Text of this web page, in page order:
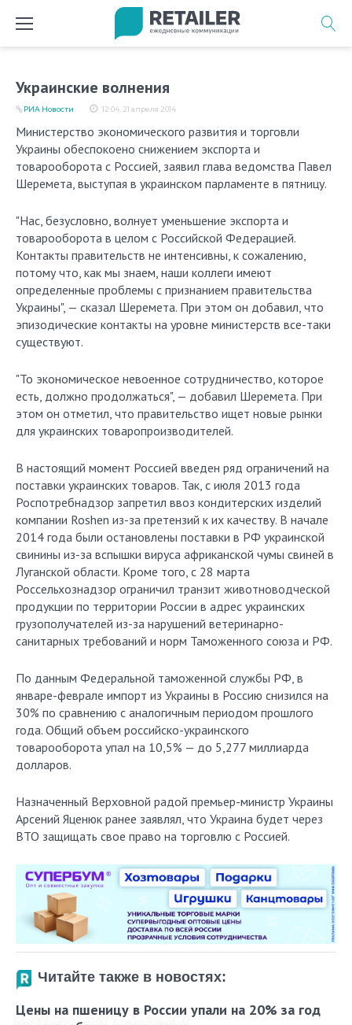
Украинские волнения
12:04, 21 апреля 2014
РИА Новости
Министерство экономического развития и торговли
Украины обеспокоено снижением экспорта и
товарооборота с Россией, заявил глава ведомства Павел
Шеремета, выступая в украинском парламенте в пятницу.
"Нас, безусловно, волнует уменьшение экспорта и
товарооборота в целом с Российской Федерацией.
Контакты правительств не интенсивны, к сожалению,
потому что, как мы знаем, наши коллеги имеют
определенные проблемы с признанием правительства
Украины", — сказал Шеремета. При этом он добавил, что
эпизодические контакты на уровне министерств все-таки
существуют.
"То экономическое невоенное сотрудничество, которое
есть, должно продолжаться", — добавил Шеремета. При
этом он отметил, что правительство ищет новые рынки
для украинских товаропроизводителей.
В настоящий момент Россией введен ряд ограничений на
поставки украинских товаров. Так, с июля 2013 года
Роспотребнадзор запретил ввоз кондитерских изделий
компании Roshen из-за претензий к их качеству. В начале
2014 года были остановлены поставки в РФ украинской
свинины из-за вспышки вируса африканской чумы свиней в
Луганской области. Кроме того, с 28 марта
Россельхознадзор ограничил транзит животноводческой
продукции по территории России в адрес украинских
грузополучателей из-за нарушений ветеринарно-
санитарных требований и норм Таможенного союза и РФ.
По данным Федеральной таможенной службы РФ, в
январе-феврале импорт из Украины в Россию снизился на
30% по сравнению с аналогичным периодом прошлого
года. Общий объем российско-украинского
товарооборота упал на 10,5% — до 5,277 миллиарда
долларов.
Назначенный Верховной радой премьер-министр Украины
Арсений Яценюк ранее заявлял, что Украина будет через
ВТО защищать свое право на торговлю с Россией.
Читайте также в новостях:
Цены на пшеницу в России упали на 20% за год